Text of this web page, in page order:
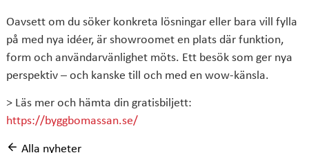
Oavsett om du söker konkreta lösningar eller bara vill fylla
på med nya idéer, är showroomet en plats där funktion,
form och användarvänlighet möts. Ett besök som ger nya
perspektiv – och kanske till och med en wow-känsla.
> Läs mer och hämta din gratisbiljett:
https://byggbomassan.se/
Alla nyheter